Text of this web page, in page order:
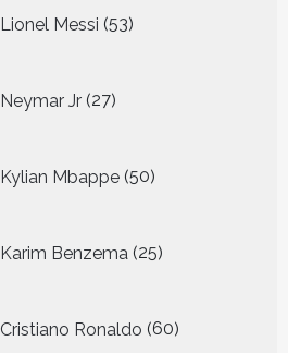
Lionel Messi 53
producten
Neymar Jr 27
producten
Kylian Mbappe 50
producten
Karim Benzema 25
producten
Cristiano Ronaldo 60
producten